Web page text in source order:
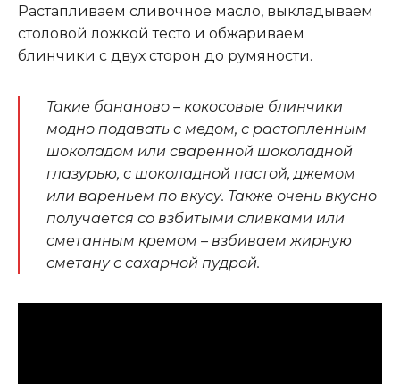
Растапливаем сливочное масло, выкладываем
столовой ложкой тесто и обжариваем
блинчики с двух сторон до румяности.
Такие бананово – кокосовые блинчики
модно подавать с медом, с растопленным
шоколадом или сваренной шоколадной
глазурью, с шоколадной пастой, джемом
или вареньем по вкусу. Также очень вкусно
получается со взбитыми сливками или
сметанным кремом – взбиваем жирную
сметану с сахарной пудрой.